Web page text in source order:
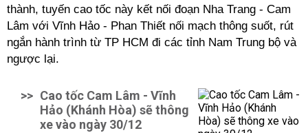
thành, tuyến cao tốc này kết nối đoạn Nha Trang - Cam
Lâm với Vĩnh Hảo - Phan Thiết nối mạch thông suốt, rút
ngắn hành trình từ TP HCM đi các tỉnh Nam Trung bộ và
ngược lại.
>> Cao tốc Cam Lâm - Vĩnh
Hảo (Khánh Hòa) sẽ thông
xe vào ngày 30/12